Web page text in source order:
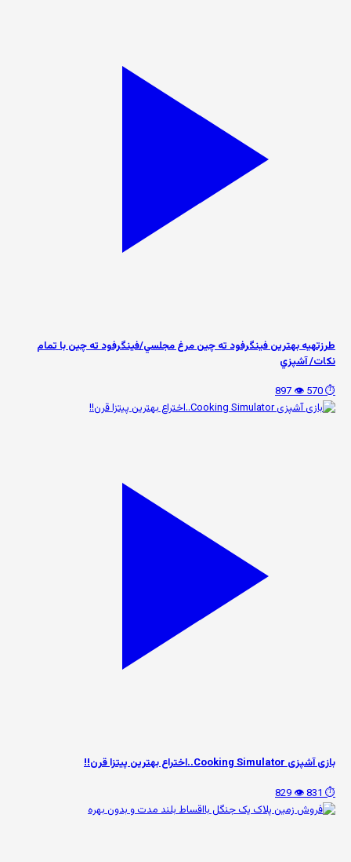
طرزتهيه بهترين فینگرفود ته چين مرغ مجلسي/فينگرفود ته چين با تمام
نكات/ آشپزي
⏱️ 570
👁️ 897
بازی آشپزی Cooking Simulator..اختراع بهترین پیتزا قرن!!
⏱️ 831
👁️ 829